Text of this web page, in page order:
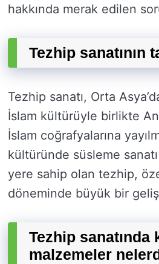
hakkında merak edilen
Tezhip sanatının
Tezhip sanatı, Orta
İslam kültürüyle birlikte
İslam coğrafyalarına
kültüründe süsleme
yere sahip olan tezhip,
döneminde büyük bir
Tezhip sanatında
malzemeler